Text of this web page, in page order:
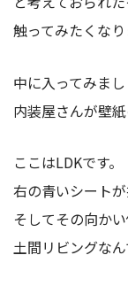
触ってみたくな
中に入ってみまし
内装屋さんが壁
ここはLDKです。
右の青いシート
そしてその向か
土間リビングなん